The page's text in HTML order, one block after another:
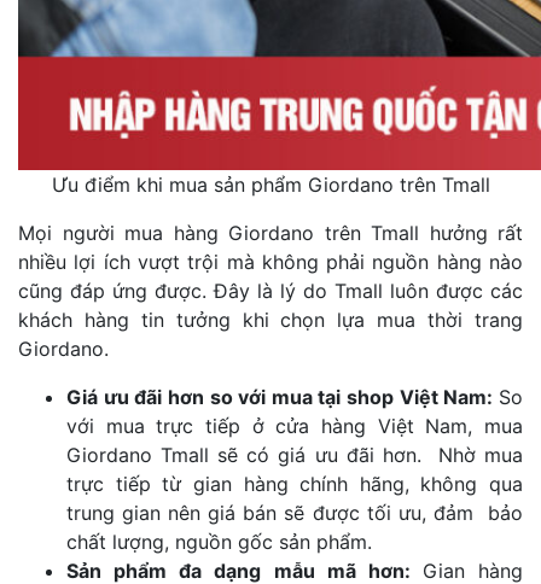
Ưu điểm khi mua sản phẩm Giordano trên Tmall
Mọi người mua hàng Giordano trên Tmall hưởng rất
nhiều lợi ích vượt trội mà không phải nguồn hàng nào
cũng đáp ứng được. Đây là lý do Tmall luôn được các
khách hàng tin tưởng khi chọn lựa mua thời trang
Giordano.
Giá ưu đãi hơn so với mua tại shop Việt Nam: So
với mua trực tiếp ở cửa hàng Việt Nam, mua
Giordano Tmall sẽ có giá ưu đãi hơn. Nhờ mua
trực tiếp từ gian hàng chính hãng, không qua
trung gian nên giá bán sẽ được tối ưu, đảm bảo
chất lượng, nguồn gốc sản phẩm.
Sản phẩm đa dạng mẫu mã hơn: Gian hàng